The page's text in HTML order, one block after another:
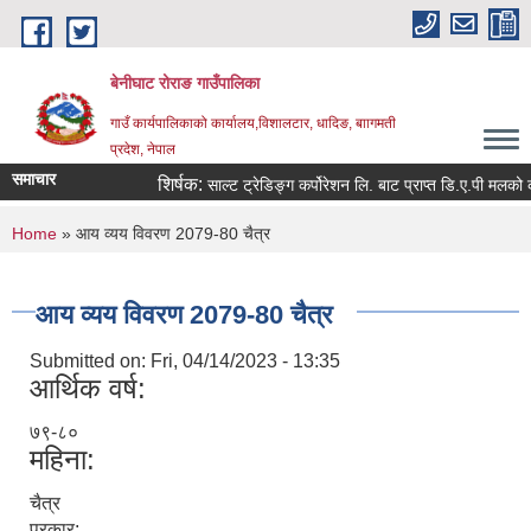
Skip to main content
बेनीघाट रोराङ गाउँपालिका
गाउँ कार्यपालिकाको कार्यालय,विशालटार, धादिङ, बाागमती
प्रदेश, नेपाल
समाचार शिर्षक:साल्ट ट्रेडिङ्ग कर्पोरेशन लि. बाट प्राप्त डि.ए.पी मलको कोटा
You are here
Home » आय व्यय विवरण 2079-80 चैत्र
आय व्यय विवरण 2079-80 चैत्र
Submitted on: Fri, 04/14/2023 - 13:35
आर्थिक वर्ष:
७९-८०
महिना:
चैत्र